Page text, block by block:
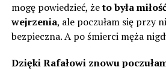
mogę powiedzieć, żeto była
wejrzenia, ale poczułam się przy
bezpieczna. A po śmierci męża
Dzięki Rafałowi znowu